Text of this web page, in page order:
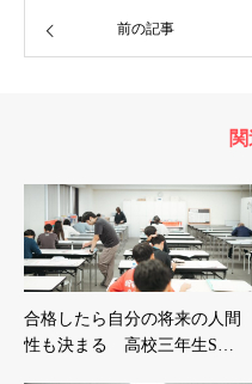
前の記事
合格したら自分の将来の人間
性も決まる 高校三年生S…